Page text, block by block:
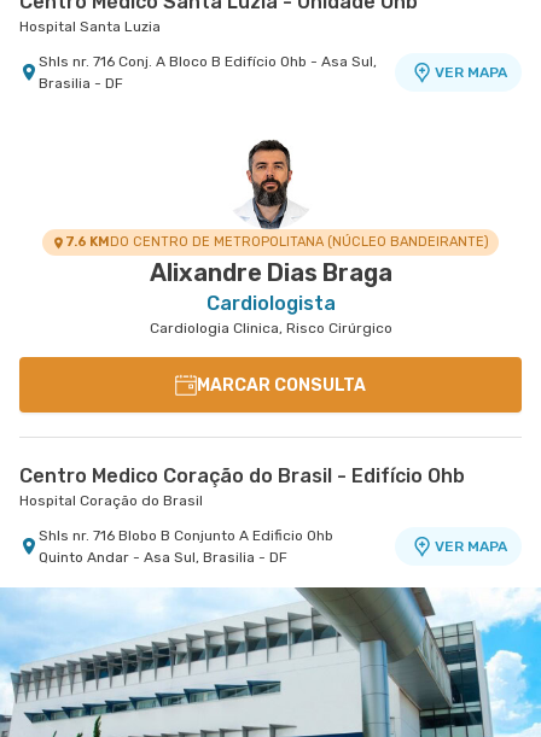
Hospital Santa Luzia
Shls nr. 716 Conj. A Bloco B Edifício Ohb - Asa Sul,
Brasilia - DF
VER MAPA
7.6 KMDO CENTRO DE METROPOLITANA (NÚCLEO BANDEIRANTE)
Alixandre Dias Braga
Cardiologista
Cardiologia Clinica, Risco Cirúrgico
MARCAR CONSULTA
Centro Medico Coração do Brasil - Edifício Ohb
Hospital Coração do Brasil
Shls nr. 716 Blobo B Conjunto A Edificio Ohb
Quinto Andar - Asa Sul, Brasilia - DF
VER MAPA